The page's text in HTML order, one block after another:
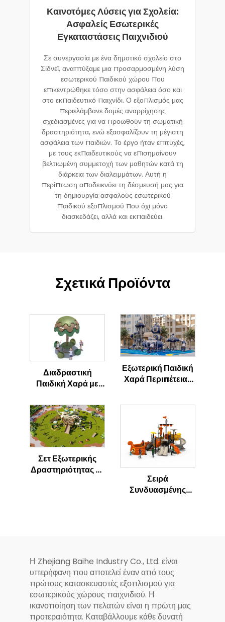
Καινοτόμες Λύσεις για Σχολεία:
Ασφαλείς Εσωτερικές
Εγκαταστάσεις Παιχνιδιού
Σε συνεργασία με ένα δημοτικό σχολείο στο
Σίδνεϊ, αναπτύξαμε μια προσαρμοσμένη λύση
εσωτερικού παιδικού χώρου που
επικεντρώθηκε τόσο στην ασφάλεια όσο και
στο εκπαιδευτικό παιχνίδι. Ο εξοπλισμός μας
περιελάμβανε δομές αναρρίχησης
σχεδιασμένες για να προωθούν τη σωματική
δραστηριότητα, ενώ εξασφαλίζουν τη μέγιστη
ασφάλεια των παιδιών. Το έργο ήταν επιτυχές,
με τους εκπαιδευτικούς να επισημαίνουν
βελτιωμένη συμμετοχή των μαθητών κατά τη
διάρκεια των διαλειμμάτων. Αυτή η
περίπτωση αποδεικνύει τη δέσμευσή μας για
τη δημιουργία ασφαλούς εσωτερικού
παιδικού εξοπλισμού που όχι μόνο
διασκεδάζει, αλλά και εκπαιδεύει.
Σχετικά Προϊόντα
Διαδραστική
Παιδική Χαρά με
Κοτόπουλο,
Εξωτερικό Κέντρο
Δραστηριοτήτων
για Παιδιά
Εξωτερική Παιδική
Χαρά Περιπέτειας
Σετ Εξωτερικής
Δραστηριότητας με
Σειρά
Συνδυασμένης
Η Zhejiang Baihe Industry Co., Ltd. είναι
υπερήφανη που αποτελεί έναν από τους
πρώτους κατασκευαστές εξοπλισμού για
εσωτερικούς χώρους παιχνιδιού. Η
ικανοποίηση των πελατών είναι η πρώτη μας
προτεραιότητα. Καταβάλλουμε κάθε δυνατή